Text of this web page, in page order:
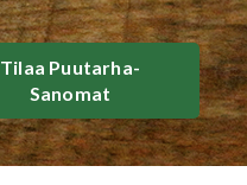
Tilaa Puutarha-
Sanomat